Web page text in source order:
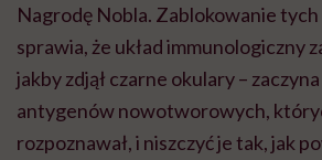
Nagrodę Nobla. Zablokowanie
sprawia, że układ immunologiczny
jakby zdjął czarne okulary –
antygenów nowotworowych,
rozpoznawał, i niszczyć je tak, jak